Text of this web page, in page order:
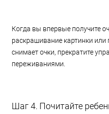
Когда вы впервые получите
раскрашивание картинки или
снимает очки, прекратите
переживаниями.
Шаг 4. Почитайте